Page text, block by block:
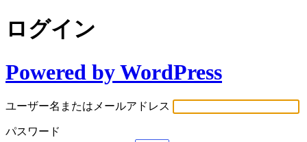
ログイン
Powered by WordPress
ユーザー名またはメールアドレス
パスワード